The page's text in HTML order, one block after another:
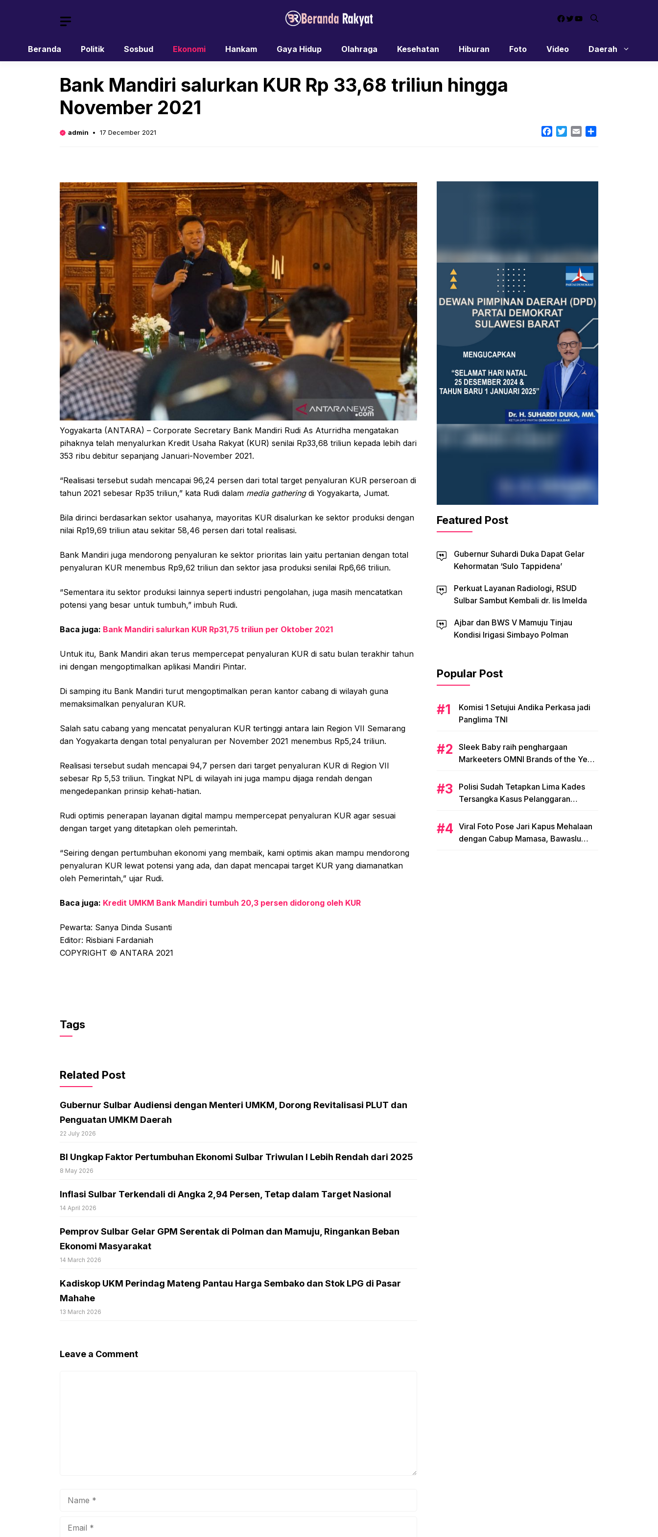
Facebook
Twitter
YouTube
Beranda Politik Sosbud Ekonomi Hankam Gaya Hidup Olahraga Kesehatan Hiburan Foto Video Daerah
Bank Mandiri salurkan KUR Rp 33,68 triliun hingga
November 2021
admin 17 December 2021 Facebook
TwitterEmail
Yogyakarta (ANTARA) – Corporate Secretary Bank Mandiri Rudi As Aturridha mengatakan
pihaknya telah menyalurkan Kredit Usaha Rakyat (KUR) senilai Rp33,68 triliun kepada lebih dari
353 ribu debitur sepanjang Januari-November 2021.
“Realisasi tersebut sudah mencapai 96,24 persen dari total target penyaluran KUR perseroan di
tahun 2021 sebesar Rp35 triliun,” kata Rudi dalam media gatheringdi Yogyakarta, Jumat.
Bila dirinci berdasarkan sektor usahanya, mayoritas KUR disalurkan ke sektor produksi dengan
nilai Rp19,69 triliun atau sekitar 58,46 persen dari total realisasi.
Bank Mandiri juga mendorong penyaluran ke sektor prioritas lain yaitu pertanian dengan total
penyaluran KUR menembus Rp9,62 triliun dan sektor jasa produksi senilai Rp6,66 triliun.
“Sementara itu sektor produksi lainnya seperti industri pengolahan, juga masih mencatatkan
potensi yang besar untuk tumbuh,” imbuh Rudi.
Baca juga: Bank Mandiri salurkan KUR Rp31,75 triliun per Oktober 2021
Untuk itu, Bank Mandiri akan terus mempercepat penyaluran KUR di satu bulan terakhir tahun
ini dengan mengoptimalkan aplikasi Mandiri Pintar.
Di samping itu Bank Mandiri turut mengoptimalkan peran kantor cabang di wilayah guna
memaksimalkan penyaluran KUR.
Salah satu cabang yang mencatat penyaluran KUR tertinggi antara lain Region VII Semarang
dan Yogyakarta dengan total penyaluran per November 2021 menembus Rp5,24 triliun.
Realisasi tersebut sudah mencapai 94,7 persen dari target penyaluran KUR di Region VII
sebesar Rp 5,53 triliun. Tingkat NPL di wilayah ini juga mampu dijaga rendah dengan
mengedepankan prinsip kehati-hatian.
Rudi optimis penerapan layanan digital mampu mempercepat penyaluran KUR agar sesuai
dengan target yang ditetapkan oleh pemerintah.
“Seiring dengan pertumbuhan ekonomi yang membaik, kami optimis akan mampu mendorong
penyaluran KUR lewat potensi yang ada, dan dapat mencapai target KUR yang diamanatkan
oleh Pemerintah,” ujar Rudi.
Baca juga: Kredit UMKM Bank Mandiri tumbuh 20,3 persen didorong oleh KUR
Pewarta: Sanya Dinda Susanti
Editor: Risbiani Fardaniah
COPYRIGHT © ANTARA 2021
Tags
Related Post
Gubernur Sulbar Audiensi dengan Menteri UMKM, Dorong Revitalisasi PLUT dan
Penguatan UMKM Daerah
22 July 2026
BI Ungkap Faktor Pertumbuhan Ekonomi Sulbar Triwulan I Lebih Rendah dari 2025
8 May 2026
Inflasi Sulbar Terkendali di Angka 2,94 Persen, Tetap dalam Target Nasional
14 April 2026
Pemprov Sulbar Gelar GPM Serentak di Polman dan Mamuju, Ringankan Beban
Ekonomi Masyarakat
14 March 2026
Kadiskop UKM Perindag Mateng Pantau Harga Sembako dan Stok LPG di Pasar
Mahahe
13 March 2026
Leave a Comment
Featured Post
Gubernur Suhardi Duka Dapat Gelar
Kehormatan ‘Sulo Tappidena’
Perkuat Layanan Radiologi, RSUD
Sulbar Sambut Kembali dr. Iis Imelda
Ajbar dan BWS V Mamuju Tinjau
Kondisi Irigasi Simbayo Polman
Popular Post
Komisi 1 Setujui Andika Perkasa jadi
Panglima TNI
Sleek Baby raih penghargaan
Markeeters OMNI Brands of the Year
Polisi Sudah Tetapkan Lima Kades
Tersangka Kasus Pelanggaran
Viral Foto Pose Jari Kapus Mehalaan
dengan Cabup Mamasa, Bawaslu